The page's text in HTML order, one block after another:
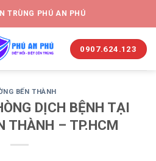
TRÙNG PHÚ AN PHÚ
0907.624.123
BẾN THÀNH
DỊCH BỆNH TẠI
THÀNH – TP.HCM